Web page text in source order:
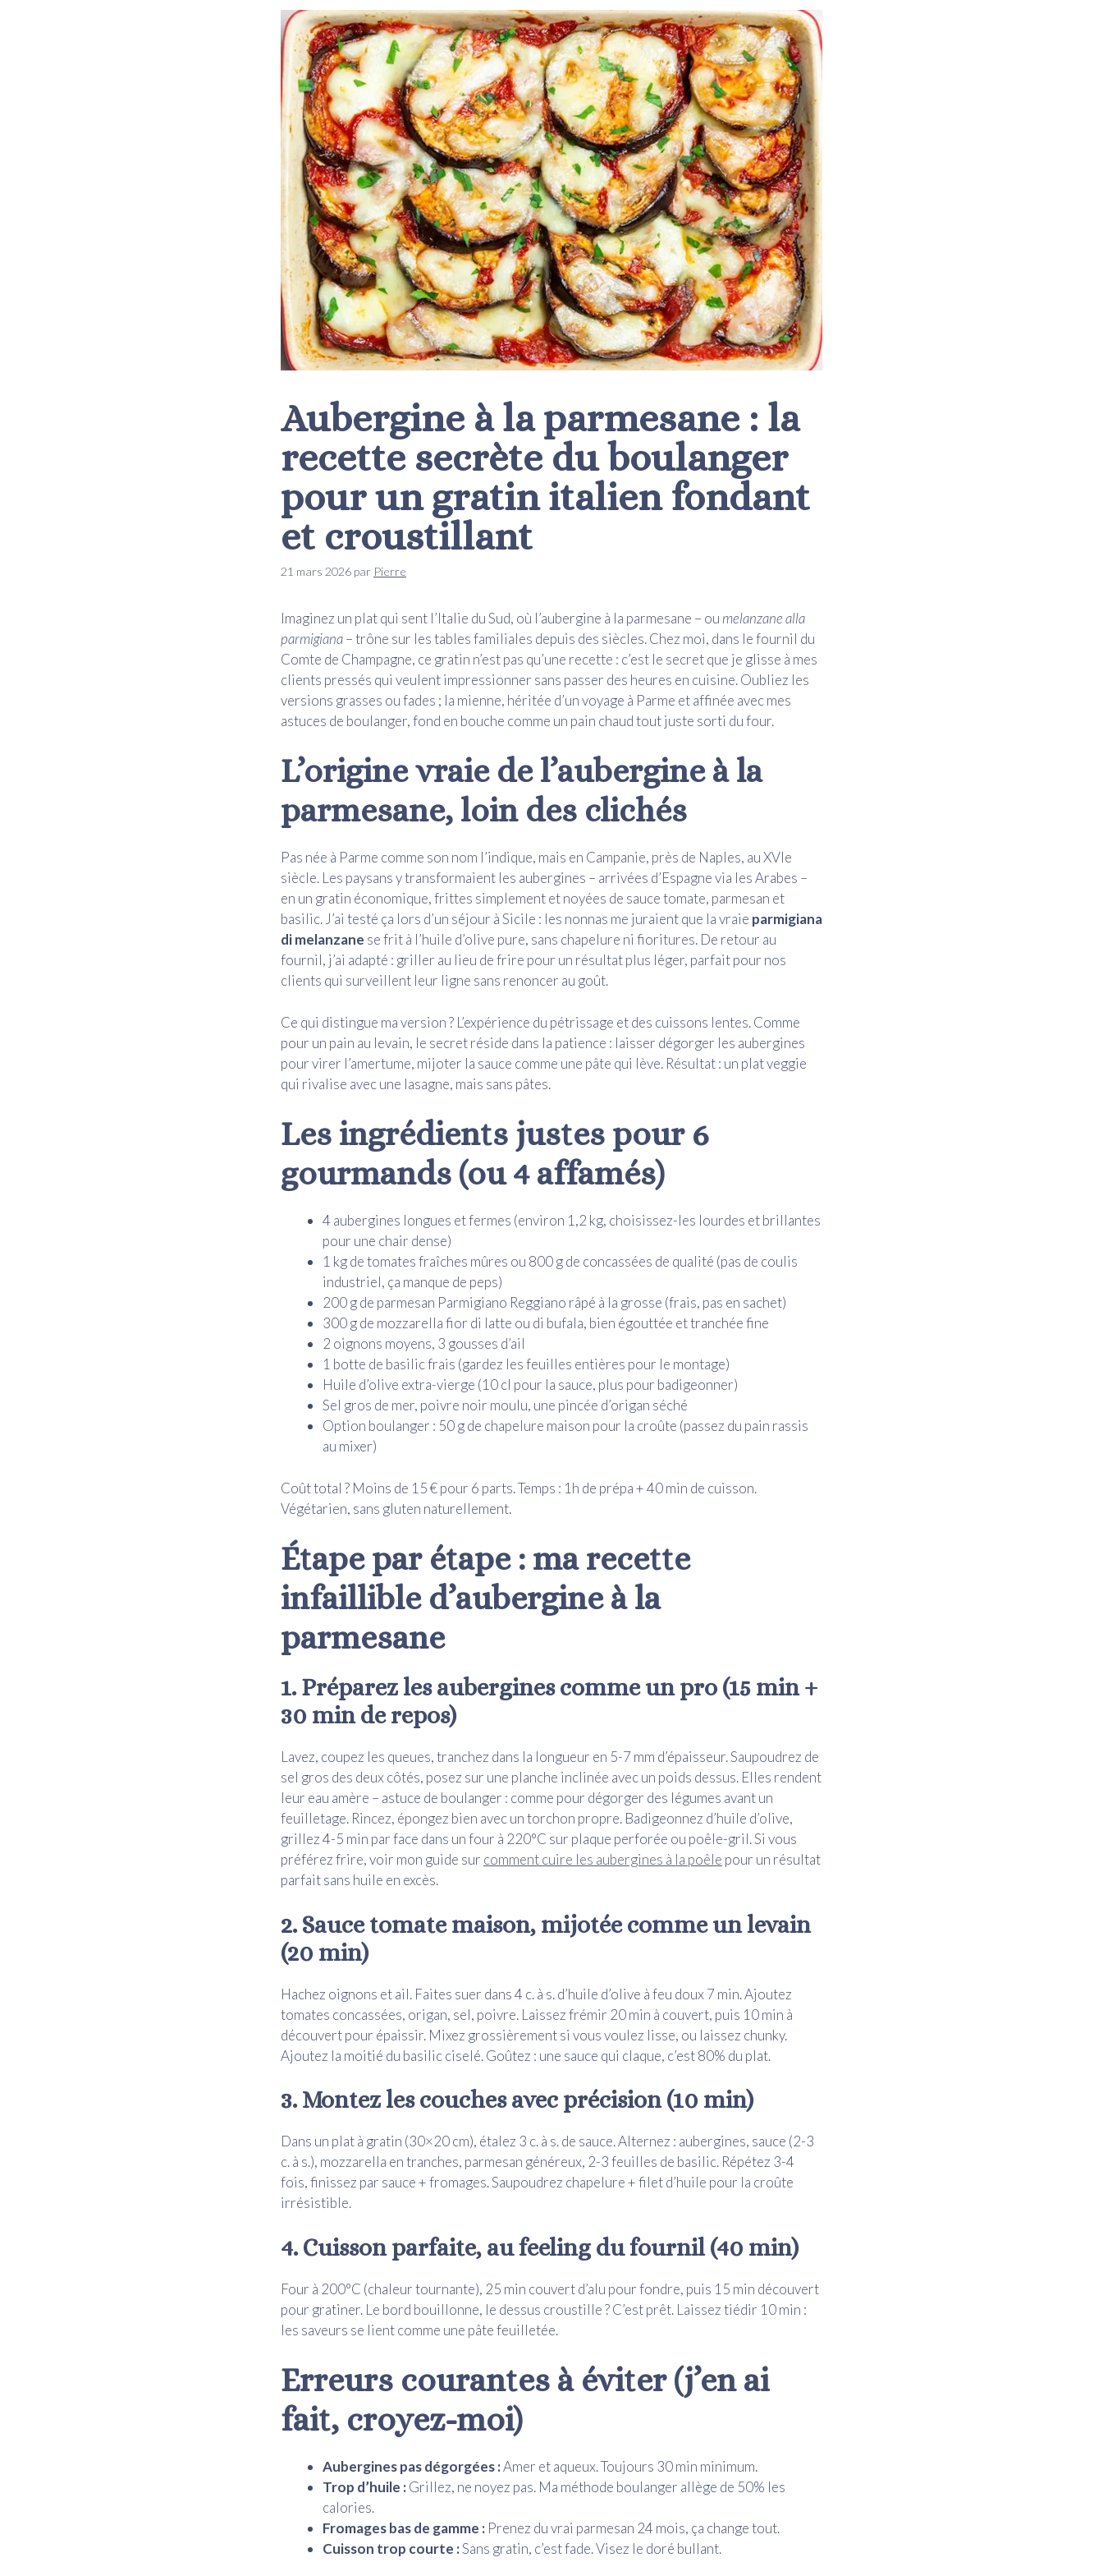
Aubergine à la parmesane : la
recette secrète du boulanger
pour un gratin italien fondant
et croustillant
21 mars 2026 par Pierre
Imaginez un plat qui sent l’Italie du Sud, où l’aubergine à la parmesane – ou melanzane alla
parmigiana– trône sur les tables familiales depuis des siècles. Chez moi, dans le fournil du
Comte de Champagne, ce gratin n’est pas qu’une recette : c’est le secret que je glisse à mes
clients pressés qui veulent impressionner sans passer des heures en cuisine. Oubliez les
versions grasses ou fades ; la mienne, héritée d’un voyage à Parme et affinée avec mes
astuces de boulanger, fond en bouche comme un pain chaud tout juste sorti du four.
L’origine vraie de l’aubergine à la
parmesane, loin des clichés
Pas née à Parme comme son nom l’indique, mais en Campanie, près de Naples, au XVIe
siècle. Les paysans y transformaient les aubergines – arrivées d’Espagne via les Arabes –
en un gratin économique, frittes simplement et noyées de sauce tomate, parmesan et
basilic. J’ai testé ça lors d’un séjour à Sicile : les nonnas me juraient que la vraie parmigiana
di melanzane se frit à l’huile d’olive pure, sans chapelure ni fioritures. De retour au
fournil, j’ai adapté : griller au lieu de frire pour un résultat plus léger, parfait pour nos
clients qui surveillent leur ligne sans renoncer au goût.
Ce qui distingue ma version ? L’expérience du pétrissage et des cuissons lentes. Comme
pour un pain au levain, le secret réside dans la patience : laisser dégorger les aubergines
pour virer l’amertume, mijoter la sauce comme une pâte qui lève. Résultat : un plat veggie
qui rivalise avec une lasagne, mais sans pâtes.
Les ingrédients justes pour 6
gourmands (ou 4 affamés)
4 aubergines longues et fermes (environ 1,2 kg, choisissez-les lourdes et brillantes
pour une chair dense)
1 kg de tomates fraîches mûres ou 800 g de concassées de qualité (pas de coulis
industriel, ça manque de peps)
200 g de parmesan Parmigiano Reggiano râpé à la grosse (frais, pas en sachet)
300 g de mozzarella fior di latte ou di bufala, bien égouttée et tranchée fine
2 oignons moyens, 3 gousses d’ail
1 botte de basilic frais (gardez les feuilles entières pour le montage)
Huile d’olive extra-vierge (10 cl pour la sauce, plus pour badigeonner)
Sel gros de mer, poivre noir moulu, une pincée d’origan séché
Option boulanger : 50 g de chapelure maison pour la croûte (passez du pain rassis
au mixer)
Coût total ? Moins de 15 € pour 6 parts. Temps : 1h de prépa + 40 min de cuisson.
Végétarien, sans gluten naturellement.
Étape par étape : ma recette
infaillible d’aubergine à la
parmesane
1. Préparez les aubergines comme un pro (15 min +
30 min de repos)
Lavez, coupez les queues, tranchez dans la longueur en 5-7 mm d’épaisseur. Saupoudrez de
sel gros des deux côtés, posez sur une planche inclinée avec un poids dessus. Elles rendent
leur eau amère – astuce de boulanger : comme pour dégorger des légumes avant un
feuilletage. Rincez, épongez bien avec un torchon propre. Badigeonnez d’huile d’olive,
grillez 4-5 min par face dans un four à 220°C sur plaque perforée ou poêle-gril. Si vous
préférez frire, voir mon guide sur comment cuire les aubergines à la poêle pour un résultat
parfait sans huile en excès.
2. Sauce tomate maison, mijotée comme un levain
(20 min)
Hachez oignons et ail. Faites suer dans 4 c. à s. d’huile d’olive à feu doux 7 min. Ajoutez
tomates concassées, origan, sel, poivre. Laissez frémir 20 min à couvert, puis 10 min à
découvert pour épaissir. Mixez grossièrement si vous voulez lisse, ou laissez chunky.
Ajoutez la moitié du basilic ciselé. Goûtez : une sauce qui claque, c’est 80% du plat.
3. Montez les couches avec précision (10 min)
Dans un plat à gratin (30×20 cm), étalez 3 c. à s. de sauce. Alternez : aubergines, sauce (2-3
c. à s.), mozzarella en tranches, parmesan généreux, 2-3 feuilles de basilic. Répétez 3-4
fois, finissez par sauce + fromages. Saupoudrez chapelure + filet d’huile pour la croûte
irrésistible.
4. Cuisson parfaite, au feeling du fournil (40 min)
Four à 200°C (chaleur tournante), 25 min couvert d’alu pour fondre, puis 15 min découvert
pour gratiner. Le bord bouillonne, le dessus croustille ? C’est prêt. Laissez tiédir 10 min :
les saveurs se lient comme une pâte feuilletée.
Erreurs courantes à éviter (j’en ai
fait, croyez-moi)
Aubergines pas dégorgées :Amer et aqueux. Toujours 30 min minimum.
Trop d’huile :Grillez, ne noyez pas. Ma méthode boulanger allège de 50% les
calories.
Fromages bas de gamme : Prenez du vrai parmesan 24 mois, ça change tout.
Cuisson trop courte :Sans gratin, c’est fade. Visez le doré bullant.